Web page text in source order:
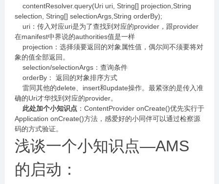
contentResolver.query(Uri uri, String[] projection,String
selection, String[] selectionArgs,String orderBy);
uri：传入对应uri是为了查找到对应的provider，跟provider
在manifest中界说的authorities值是一样
projection：选择须要返回的对象属性值，偶尔间不须要将对
象的值全部返回。
selection/selectionArgs：查询条件
orderBy： 返回的对象排序方式
雷同其他的delete、insert和update操作。最紧张的是传入准
确的Uri才华找到对应的provider。
此处加个小知识点 ：ContentProvider onCreate()优先实行于
Application onCreate()方法，感爱好的小同伴可以通过检察源
码的方式验证。
浅谈一个小知识点—AMS
的启动：